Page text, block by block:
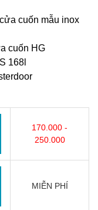
cuốn mẫu inox
cuốn HG
168l
170.000 -
250.000
MIỄN PHÍ